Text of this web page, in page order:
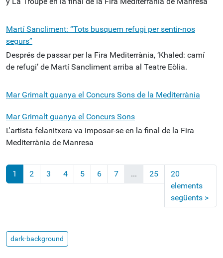
Martí Sancliment: “Tots busquem refugi per sentir-nos
segurs”
Després de passar per la Fira Mediterrània, ‘Khaled: camí
de refugi’ de Martí Sancliment arriba al Teatre Eòlia.
Mar Grimalt guanya el Concurs Sons de la Mediterrània
Mar Grimalt guanya el Concurs Sons
L'artista felanitxera va imposar-se en la final de la Fira
Mediterrània de Manresa
1 2 3 4 5 6 7 ... 25
20
elements
següents >
dark-background